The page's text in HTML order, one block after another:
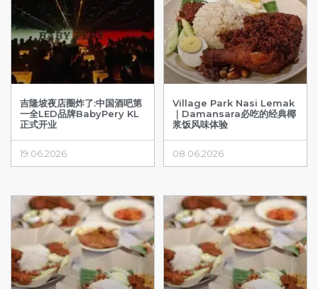
吉隆坡夜店圈炸了:中国酒吧第
一全LED品牌BabyPery KL
正式开业
19.06.2026
Village Park Nasi Lemak
｜Damansara必吃的经典椰
浆饭风味体验
08.06.2026